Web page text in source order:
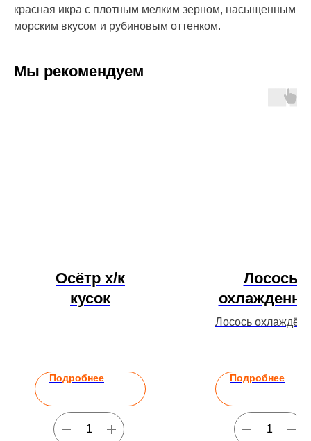
красная икра с плотным мелким зерном, насыщенным
морским вкусом и рубиновым оттенком.
Мы рекомендуем
Осётр х/к
кусок
Подробнее
Лосось
Лосось
неПодробнее